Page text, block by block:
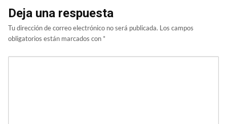
Deja una respuesta
Tu dirección de correo electrónico no será publicada. Los campos
obligatorios están marcados con *